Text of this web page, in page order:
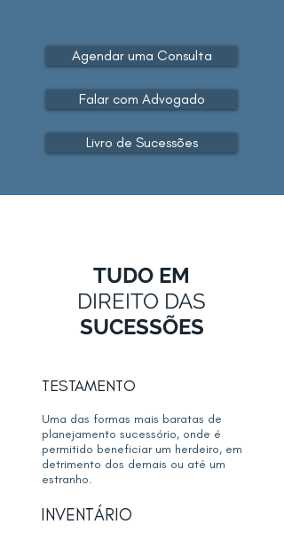
Agendar uma Consulta
Falar com Advogado
Livro de Sucessões
TUDO EM
DIREITO DAS
SUCESSÕES
TESTAMENTO
Uma das formas mais baratas de
planejamento sucessório, onde é
permitido beneficiar um herdeiro, em
detrimento dos demais ou até um
estranho.
INVENTÁRIO